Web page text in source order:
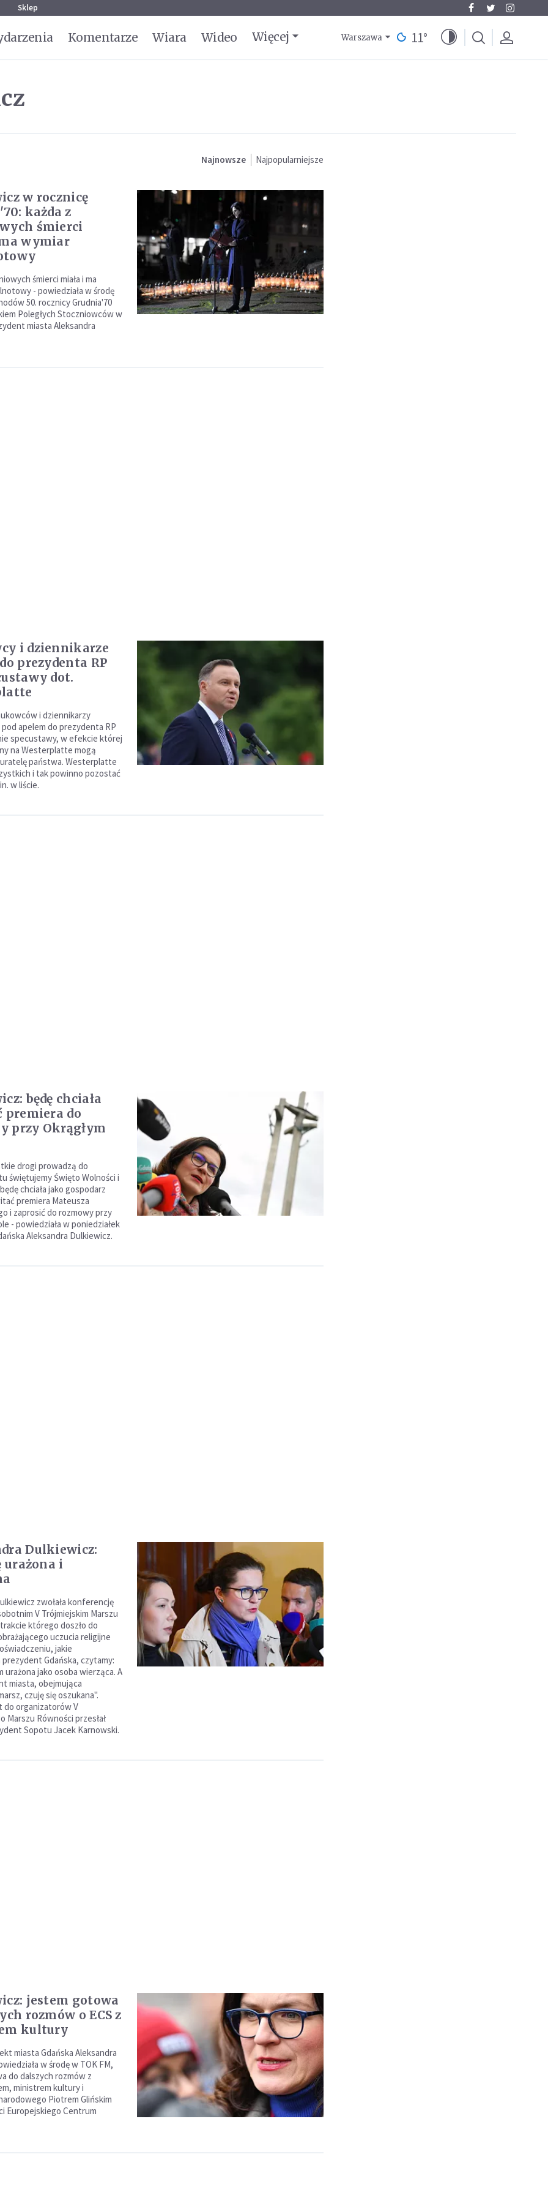
Sklep
Komentarze Wiara Wideo Więcej Warszawa 11°
Najnowsze Najpopularniejsze
w rocznicę
każda z
śmierci
wymiar
śmierci miała i ma
- powiedziała w środę
50. rocznicy Grudnia'70
Poległych Stoczniowców w
miasta Aleksandra
i dziennikarze
prezydenta RP
dot.
i dziennikarzy
pod apelem do prezydenta RP
specustawy, w efekcie której
na Westerplatte mogą
państwa. Westerplatte
i tak powinno pozostać
w liście.
będę chciała
premiera do
przy Okrągłym
drogi prowadzą do
świętujemy Święto Wolności i
chciała jako gospodarz
premiera Mateusza
i zaprosić do rozmowy przy
- powiedziała w poniedziałek
Aleksandra Dulkiewicz.
Dulkiewicz:
urażona i
zwołała konferencję
V Trójmiejskim Marszu
którego doszło do
uczucia religijne
jakie
prezydent Gdańska, czytamy:
urażona jako osoba wierząca. A
miasta, obejmująca
czuję się oszukana".
do organizatorów V
Marszu Równości przesłał
Sopotu Jacek Karnowski.
jestem gotowa
rozmów o ECS z
kultury
miasta Gdańska Aleksandra
w środę w TOK FM,
do dalszych rozmów z
ministrem kultury i
Piotrem Glińskim
Europejskiego Centrum